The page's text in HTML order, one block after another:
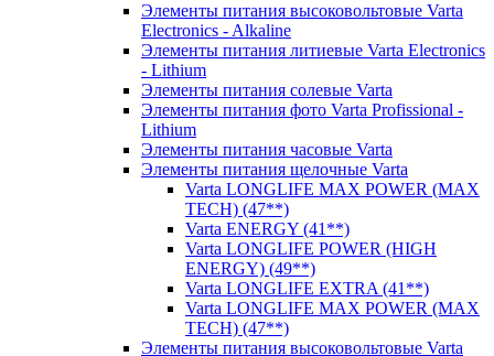
Элементы питания высоковольтовые Varta
Electronics - Alkaline
Элементы питания литиевые Varta Electronics
- Lithium
Элементы питания солевые Varta
Элементы питания фото Varta Profissional -
Lithium
Элементы питания часовые Varta
Элементы питания щелочные Varta
Varta LONGLIFE MAX POWER (MAX
TECH) (47**)
Varta ENERGY (41**)
Varta LONGLIFE POWER (HIGH
ENERGY) (49**)
Varta LONGLIFE EXTRA (41**)
Varta LONGLIFE MAX POWER (MAX
TECH) (47**)
Элементы питания высоковольтовые Varta